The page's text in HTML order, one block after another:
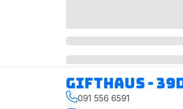
Gifthaus -
091 556 6591